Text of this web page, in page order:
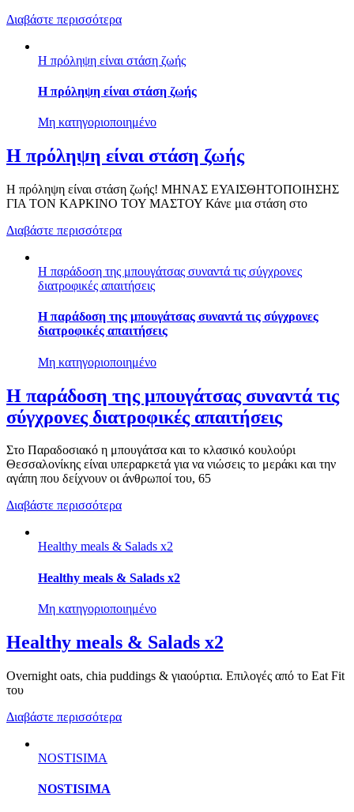
Διαβάστε περισσότερα
Η πρόληψη είναι στάση ζωής
Η πρόληψη είναι στάση ζωής
Μη κατηγοριοποιημένο
Η πρόληψη είναι στάση ζωής
Η πρόληψη είναι στάση ζωής! ΜΗΝΑΣ ΕΥΑΙΣΘΗΤΟΠΟΙΗΣΗΣ
ΓΙΑ ΤΟΝ ΚΑΡΚΙΝΟ ΤΟΥ ΜΑΣΤΟΥ Κάνε μια στάση στο
Διαβάστε περισσότερα
Η παράδοση της μπουγάτσας συναντά τις σύγχρονες
διατροφικές απαιτήσεις
Η παράδοση της μπουγάτσας συναντά τις σύγχρονες
διατροφικές απαιτήσεις
Μη κατηγοριοποιημένο
Η παράδοση της μπουγάτσας συναντά τις
σύγχρονες διατροφικές απαιτήσεις
Στο Παραδοσιακό η μπουγάτσα και το κλασικό κουλούρι
Θεσσαλονίκης είναι υπεραρκετά για να νιώσεις το μεράκι και την
αγάπη που δείχνουν οι άνθρωποί του, 65
Διαβάστε περισσότερα
Healthy meals & Salads x2
Healthy meals & Salads x2
Μη κατηγοριοποιημένο
Healthy meals & Salads x2
Overnight oats, chia puddings & γιαούρτια. Επιλογές από το Eat Fit
του
Διαβάστε περισσότερα
NOSTISIMA
NOSTISIMA